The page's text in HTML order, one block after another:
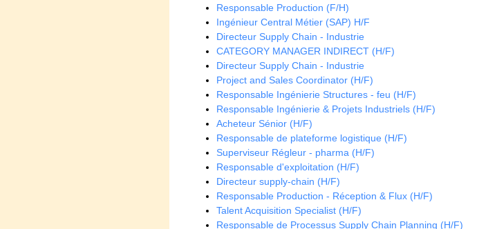
Responsable Production (F/H)
Ingénieur Central Métier (SAP) H/F
Directeur Supply Chain - Industrie
CATEGORY MANAGER INDIRECT (H/F)
Directeur Supply Chain - Industrie
Project and Sales Coordinator (H/F)
Responsable Ingénierie Structures - feu (H/F)
Responsable Ingénierie & Projets Industriels (H/F)
Acheteur Sénior (H/F)
Responsable de plateforme logistique (H/F)
Superviseur Régleur - pharma (H/F)
Responsable d'exploitation (H/F)
Directeur supply-chain (H/F)
Responsable Production - Réception & Flux (H/F)
Talent Acquisition Specialist (H/F)
Responsable de Processus Supply Chain Planning (H/F)